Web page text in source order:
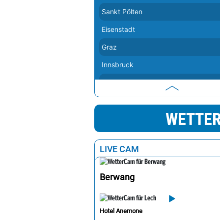
Sankt Pölten
Eisenstadt
Graz
Innsbruck
Linz
Salzburg
LIVE CAM
Berwang
Hotel Anemone